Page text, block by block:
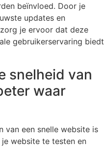
beïnvloed. Door je
updates en
je ervoor dat deze
gebruikerservaring biedt
snelheid van
waar
van een snelle website is
website te testen en